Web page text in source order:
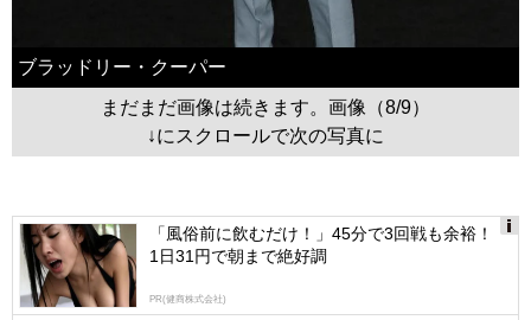
ブラッドリー・クーパー
まだまだ画像は続きます。画像（8/9）
↓にスクロールで次の写真に
logly
「風俗前に飲むだけ！」45分で3回戦も余裕！
1日31円で朝まで絶好調
PR(健商株式会社)